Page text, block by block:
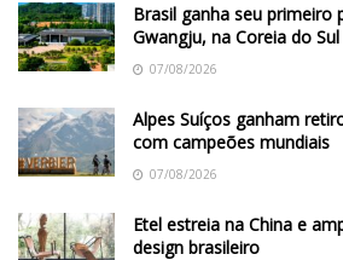
Brasil ganha seu primeiro
Gwangju, na Coreia do Sul
07/08/2026
Alpes Suíços ganham
com campeões mundiais
07/08/2026
Etel estreia na China e
design brasileiro